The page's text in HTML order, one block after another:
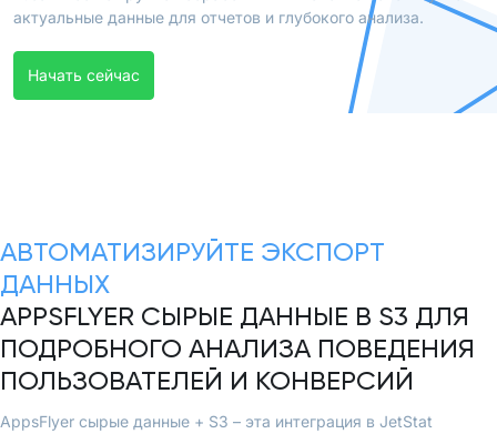
актуальные данные для отчетов и глубокого анализа.
Начать сейчас
АВТОМАТИЗИРУЙТЕ ЭКСПОРТ
ДАННЫХ
APPSFLYER СЫРЫЕ ДАННЫЕ В S3 ДЛЯ
ПОДРОБНОГО АНАЛИЗА ПОВЕДЕНИЯ
ПОЛЬЗОВАТЕЛЕЙ И КОНВЕРСИЙ
AppsFlyer сырые данные + S3 – эта интеграция в JetStat